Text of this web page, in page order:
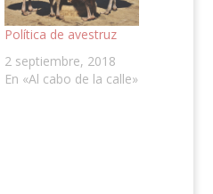
Política de avestruz
2 septiembre, 2018
En «Al cabo de la calle»